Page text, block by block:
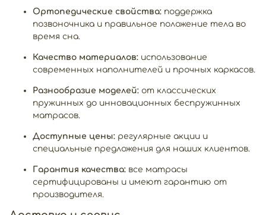
Ортопедические свойства: поддержка
позвоночника и правильное положение тела во
время сна.
Качество материалов: использование
современных наполнителей и прочных каркасов.
Разнообразие моделей: от классических
пружинных до инновационных беспружинных
матрасов.
Доступные цены: регулярные акции и
специальные предложения для наших клиентов.
Гарантия качества: все матрасы
сертифицированы и имеют гарантию от
производителя.